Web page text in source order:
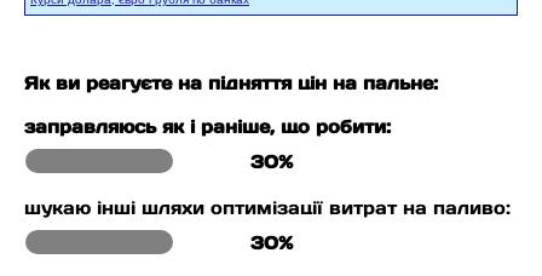
Як ви реагуєте на підняття цін на пальне:
заправляюсь як і раніше, що робити:
30%
шукаю інші шляхи оптимізації витрат на паливо:
30%